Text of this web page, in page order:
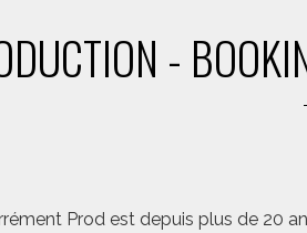
-
Prod est depuis plus de 20